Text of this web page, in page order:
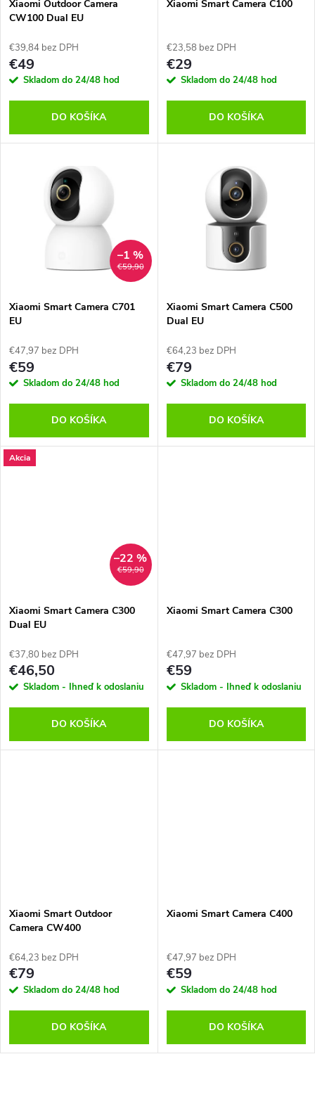
e
p
r
d
o
v
p
r
o
d
v
Xiaomi Outdoor Camera
CW100 Dual EU
€39,84 bez DPH
€49
Skladom do 24/48 hod
DO KOŠÍKA
Xiaomi Smart Camera C100
€23,58 bez DPH
€29
Skladom do 24/48 hod
DO KOŠÍKA
€59,90
–1 %
Xiaomi Smart Camera C701
EU
€47,97 bez DPH
€59
Skladom do 24/48 hod
DO KOŠÍKA
Xiaomi Smart Camera C500
Dual EU
€64,23 bez DPH
€79
Skladom do 24/48 hod
DO KOŠÍKA
Akcia
€59,90
–22 %
Xiaomi Smart Camera C300
Dual EU
€37,80 bez DPH
€46,50
Skladom - Ihneď k odoslaniu
DO KOŠÍKA
Xiaomi Smart Camera C300
€47,97 bez DPH
€59
Skladom - Ihneď k odoslaniu
DO KOŠÍKA
Xiaomi Smart Outdoor
Camera CW400
€64,23 bez DPH
€79
Skladom do 24/48 hod
DO KOŠÍKA
Xiaomi Smart Camera C400
€47,97 bez DPH
€59
Skladom do 24/48 hod
DO KOŠÍKA